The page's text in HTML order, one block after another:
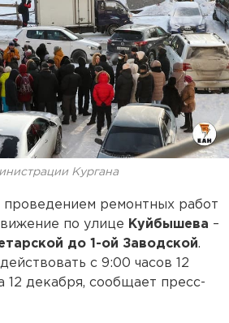
Кургана
проведением ремонтных работ
по улице Куйбышева –
до 1-ой Заводской.
с 9:00 часов 12
12 декабря, сообщает пресс-